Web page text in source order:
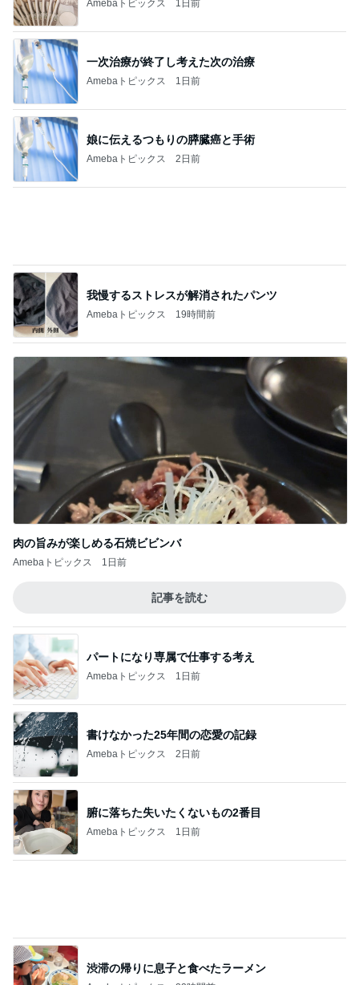
Amebaトピックス 1日前
一次治療が終了し考えた次の治療
Amebaトピックス 1日前
娘に伝えるつもりの膵臓癌と手術
Amebaトピックス 2日前
我慢するストレスが解消されたパンツ
Amebaトピックス 19時間前
肉の旨みが楽しめる石焼ビビンバ
Amebaトピックス 1日前
記事を読む
パートになり専属で仕事する考え
Amebaトピックス 1日前
書けなかった25年間の恋愛の記録
Amebaトピックス 2日前
腑に落ちた失いたくないもの2番目
Amebaトピックス 1日前
渋滞の帰りに息子と食べたラーメン